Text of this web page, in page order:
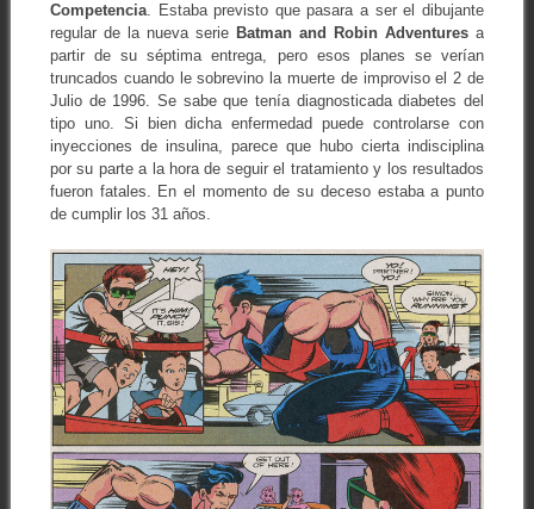
Competencia. Estaba previsto que pasara a ser el dibujante
regular de la nueva serie Batman and Robin Adventures a
partir de su séptima entrega, pero esos planes se verían
truncados cuando le sobrevino la muerte de improviso el 2 de
Julio de 1996. Se sabe que tenía diagnosticada diabetes del
tipo uno. Si bien dicha enfermedad puede controlarse con
inyecciones de insulina, parece que hubo cierta indisciplina
por su parte a la hora de seguir el tratamiento y los resultados
fueron fatales. En el momento de su deceso estaba a punto
de cumplir los 31 años.